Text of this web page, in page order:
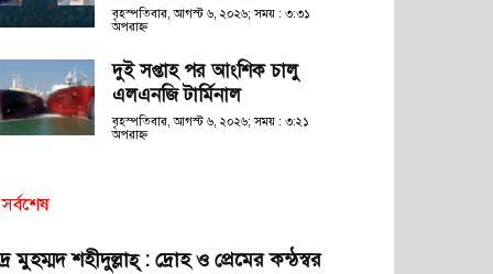
বৃহস্পতিবার, আগস্ট ৬, ২০২৬; সময় : ৩:৩১
অপরাহ্ণ
দুই সপ্তাহ পর আংশিক চালু
এলএনজি টার্মিনাল
বৃহস্পতিবার, আগস্ট ৬, ২০২৬; সময় : ৩:২১
অপরাহ্ণ
সর্বশেষ
মুহম্মদ শহীদুল্লাহ্ : দ্রোহ ও প্রেমের কন্ঠস্বর